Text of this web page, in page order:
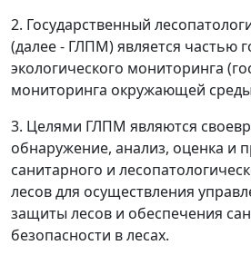
2. Государственный
(далее - ГЛПМ) является частью
экологического мониторинга
мониторинга окружающей
3. Целями ГЛПМ являются
обнаружение, анализ, оценка и
санитарного и
лесов для осуществления
защиты лесов и обеспечения
безопасности в лесах.